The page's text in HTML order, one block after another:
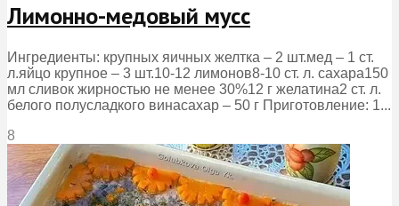
Лимонно-медовый мусс
Ингредиенты: крупных яичных желтка – 2 шт.мед – 1 ст.
л.яйцо крупное – 3 шт.10-12 лимонов8-10 ст. л. сахара150
мл сливок жирностью не менее 30%12 г желатина2 ст. л.
белого полусладкого винасахар – 50 г Приготовление: 1...
8